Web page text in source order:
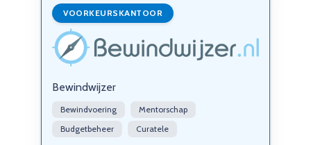
VOORKEURSKANTOOR
Bewindwijzer
Bewindvoering
Mentorschap
Budgetbeheer
Curatele